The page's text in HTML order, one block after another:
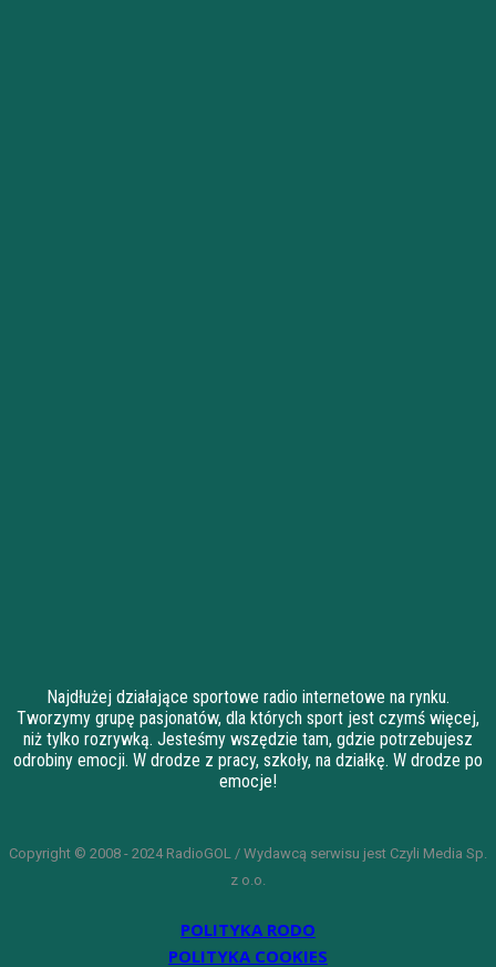
Najdłużej działające sportowe radio internetowe na rynku.
Tworzymy grupę pasjonatów, dla których sport jest czymś więcej,
niż tylko rozrywką. Jesteśmy wszędzie tam, gdzie potrzebujesz
odrobiny emocji. W drodze z pracy, szkoły, na działkę. W drodze po
emocje!
Copyright © 2008 - 2024 RadioGOL / Wydawcą serwisu jest Czyli Media Sp.
z o.o.
POLITYKA RODO
POLITYKA COOKIES